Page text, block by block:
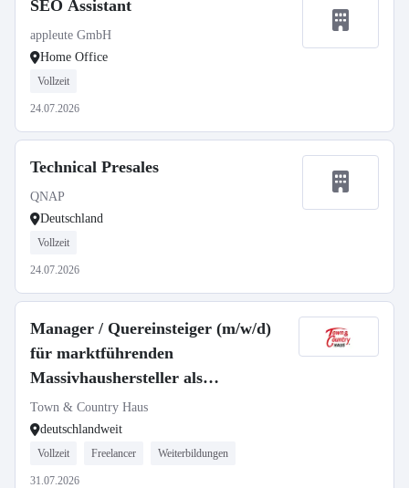
SEO Assistant
appleute GmbH
Home Office
Vollzeit
24.07.2026
Technical Presales
QNAP
Deutschland
Vollzeit
24.07.2026
Manager / Quereinsteiger (m/w/d)
für marktführenden
Massivhaushersteller als
selbstständiger Gebietsleiter
Town & Country Haus
deutschlandweit
Vollzeit Freelancer Weiterbildungen
31.07.2026